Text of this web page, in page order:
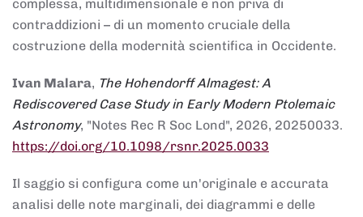
complessa, multidimensionale e non priva di
contraddizioni – di un momento cruciale della
costruzione della modernità scientifica in Occidente.
Ivan Malara, The Hohendorff Almagest: A
Rediscovered Case Study in Early Modern Ptolemaic
Astronomy, "Notes Rec R Soc Lond", 2026, 20250033.
https://doi.org/10.1098/rsnr.2025.0033
Il saggio si configura come un'originale e accurata
analisi delle note marginali, dei diagrammi e delle